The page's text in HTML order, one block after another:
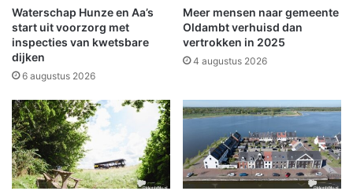
r
w
a
r
m
n
d
e
a
v
o
e
n
z
i
c
v
o
o
r
N
Waterschap Hunze en Aa’s
start uit voorzorg met
inspecties van kwetsbare
dijken
6 augustus 2026
Meer mensen naar gemeente
Oldambt verhuisd dan
vertrokken in 2025
4 augustus 2026